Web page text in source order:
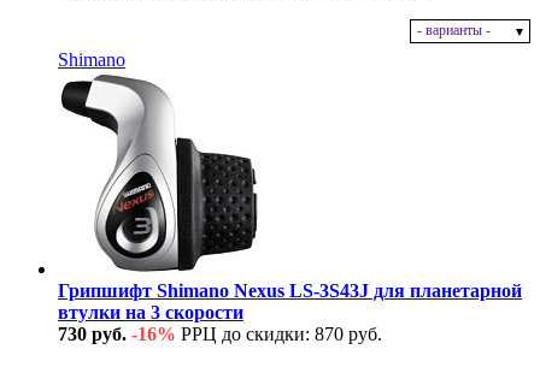
- варианты -
Shimano
Грипшифт Shimano Nexus LS-3S43J для планетарной
втулки на 3 скорости
730 руб. -16% РРЦ до скидки: 870 руб.